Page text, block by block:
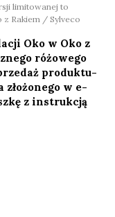
limitowanej to
z Rakiem / Sylveco
Oko w Oko z
różowego
produktu-
złożonego w e-
z instrukcją